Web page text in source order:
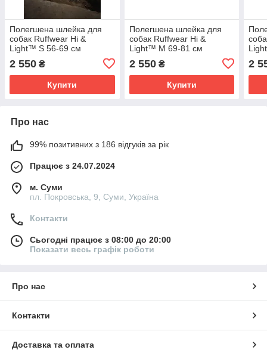
Полегшена шлейка для
собак Ruffwear Hi &
Light™ S 56-69 см
2 550 ₴
Купити
Полегшена шлейка для
собак Ruffwear Hi &
Light™ M 69-81 см
2 550₴
Купити
2
Про нас
99% позитивних з 186 відгуків за рік
Працює з 24.07.2024
м. Суми
пл. Покровська, 9, Суми, Україна
Контакти
Сьогодні працює з 08:00 до 20:00
Показати весь графік роботи
Про нас
Контакти
Доставка та оплата